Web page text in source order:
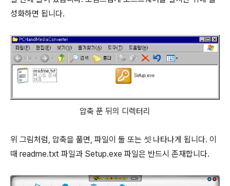
성화하면 됩니다.
압축 푼 뒤의 디렉터리
위 그림처럼, 압축을 풀면, 파일이 둘 또는 셋 나타나게 됩니다. 이
때 readme.txt 파일과 Setup.exe 파일은 반드시 존재합니다.